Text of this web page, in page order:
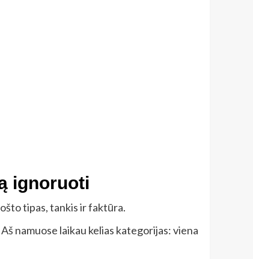
ignoruoti
tipas, tankis ir faktūra.
namuose laikau kelias kategorijas: viena